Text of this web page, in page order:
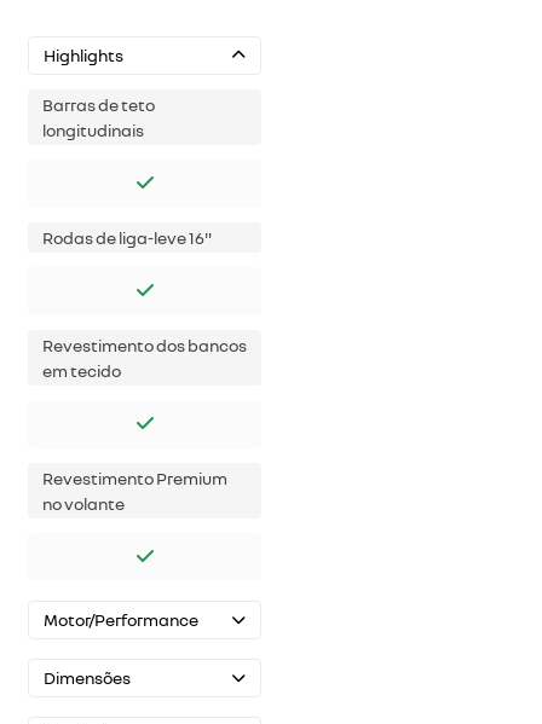
Highlights
Barras de teto
longitudinais
Rodas de liga-leve 16"
Revestimento dos bancos
em tecido
Revestimento Premium
no volante
Motor/Performance
Dimensões